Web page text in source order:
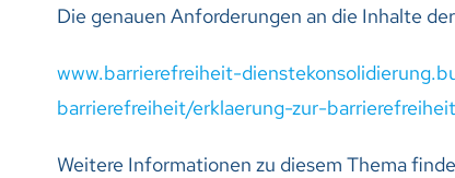
Die genauen Anforderungen an die Inhalte
www.barrierefreiheit-
barrierefreiheit/erklaerung-zur-
Weitere Informationen zu diesem Thema